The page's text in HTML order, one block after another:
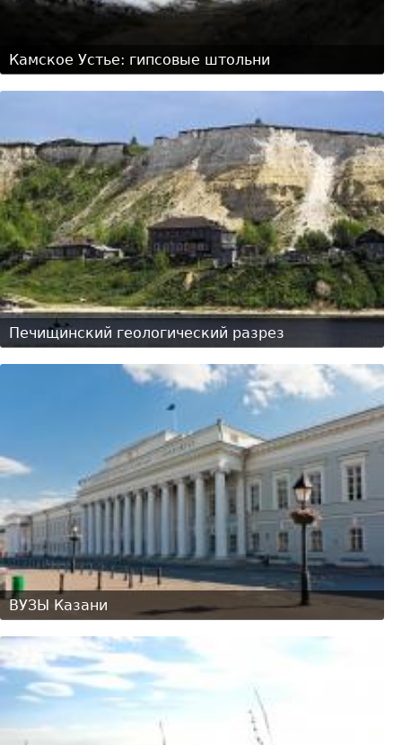
Камское Устье: гипсовые штольни
Печищинский геологический разрез
ВУЗЫ Казани